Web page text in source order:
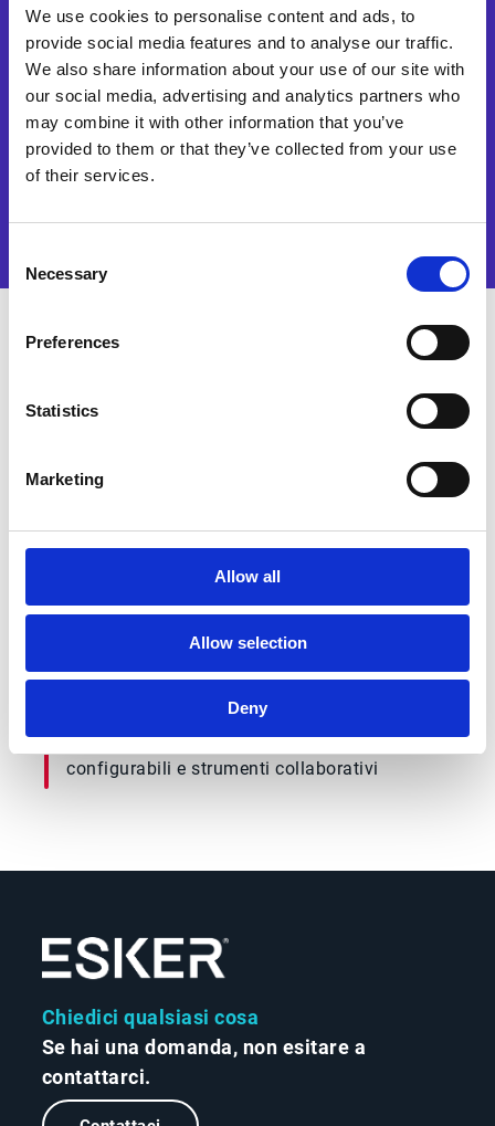
We use cookies to personalise content and ads, to
provide social media features and to analyse our traffic.
We also share information about your use of our site with
our social media, advertising and analytics partners who
may combine it with other information that you’ve
provided to them or that they’ve collected from your use
of their services.
Selection
Necessary
Preferences
Statistics
Marketing
Allow all
Allow selection
Deny
Si, desidero ricevere comunicazioni marketing relative
a prodotti, servizi ed eventi di Esker. Accetto e
autorizzo il trattamento dei dati in conformità con i
termini della nostra
privacy policy .
Guarda ora
alla gestione automatizzata delle distinte di
Ridurre al minimo le eccezionicon regole
configurabili e strumenti collaborativi
Chiedici qualsiasi cosa
Se hai una domanda, non esitare a
contattarci.